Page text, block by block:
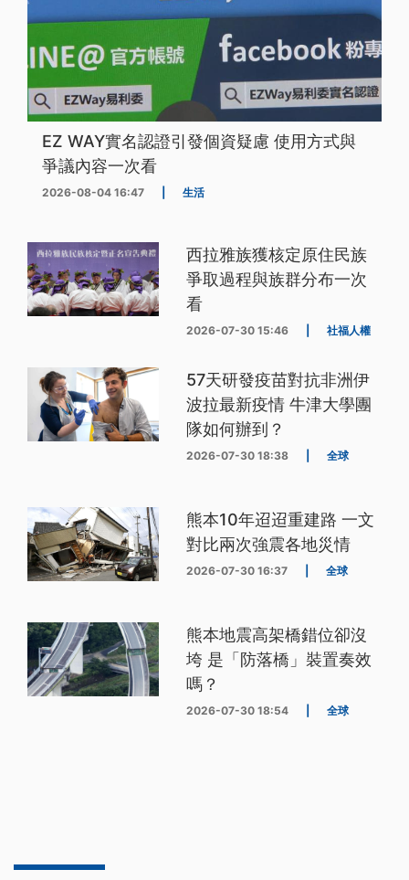
EZ WAY實名認證引發個資疑慮 使用方式與
爭議內容一次看
2026-08-04 16:47 生活
西拉雅族獲核定原住民族
爭取過程與族群分布一次
看
2026-07-30 15:46 社福人權
57天研發疫苗對抗非洲伊
波拉最新疫情 牛津大學團
隊如何辦到？
2026-07-30 18:38 全球
熊本10年迢迢重建路 一文
對比兩次強震各地災情
2026-07-30 16:37 全球
熊本地震高架橋錯位卻沒
垮 是「防落橋」裝置奏效
嗎？
2026-07-30 18:54 全球